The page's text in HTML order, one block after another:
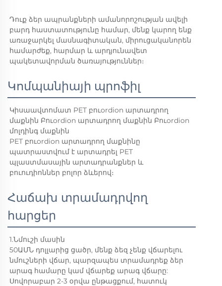
Դուք ձեր ապրանքների ամանորոշության ավելի
բարդ հաստատությունը համար, մենք կարող ենք
առաջարկել մասնագիտական, միրուցականորեն
համարժեք, հարմար և արդյունավետ
պակետավորման ծառայություններ։
Կոմպանիայի պրոֆիլ
Կիսաավտոմատ PET բուordion արտադրող
մաքնին Բուordion արտադրող մաքնին Բուordion
մոլդինգ մաքնին
PET բուordion արտադրող մաքնինը
պատրաստվում է արտադրել PET
պլաստմասային արտադրանքներ և
բուուդիոններ բոլոր ձևերով։
Հաճախ տրամադրվող
հարցեր
1.Նմուշի մասին
50ԱՄՆ դոլլարից ցածր, մենք ձեզ չենք վճարելու
նմուշների վճար, պարզապես տրամադրեք ձեր
արագ համարը կամ վճարեք արագ վճարը:
Սովորաբար 2-3 օրվա ընթացքում, հատուկ